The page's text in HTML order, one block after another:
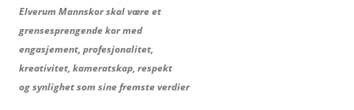
Elverum Mannskor skal være et
grensesprengende kor med
engasjement, profesjonalitet,
kreativitet, kameratskap, respekt
og synlighet som sine fremste verdier